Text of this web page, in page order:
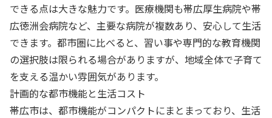
できる点は大きな魅力です。医療機関も帯広厚生病院や帯
広徳洲会病院など、主要な病院が複数あり、安心して生活
できます。都市圏に比べると、習い事や専門的な教育機関
の選択肢は限られる場合がありますが、地域全体で子育て
を支える温かい雰囲気があります。
計画的な都市機能と生活コスト
帯広市は、都市機能がコンパクトにまとまっており、生活